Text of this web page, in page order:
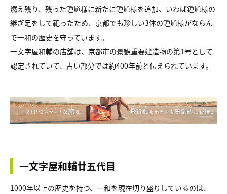
燃え残り、残った鍾馗様に新たに鍾馗様を追加、いわば鍾馗様の
継ぎ足をして祀ったため、京都でも珍しい3体の鍾馗様がならん
で一和の歴史を守っています。
一文字屋和輔の店舗は、京都市の景観重要建造物の第1号として
認定されていて、古い部分では約400年前と伝えられています。
一文字屋和輔廿五代目
1000年以上の歴史を持つ、一和を現在切り盛りしているのは、